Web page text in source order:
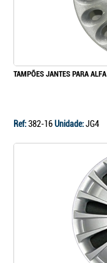
TAMPÕES JANTES PARA
Ref:382-16Unidade:JG4